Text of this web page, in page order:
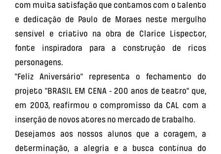
com muita satisfação que contamos com o talento
e dedicação de Paulo de Moraes neste mergulho
sensível e criativo na obra de Clarice Lispector,
fonte inspiradora para a construção de ricos
personagens.
"Feliz Aniversário" representa o fechamento do
projeto "BRASIL EM CENA - 200 anos de teatro" que,
em 2003, reafirmou o compromisso da CAL com a
inserção de novos atores no mercado de trabalho.
Desejamos aos nossos alunos que a coragem, a
determinação, a alegria e a busca contínua do